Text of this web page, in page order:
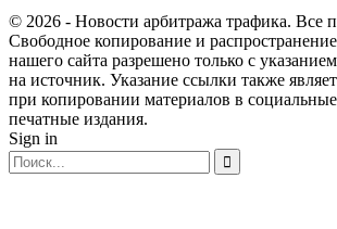
© 2026 - Новости арбитража трафика. Все
Свободное копирование и
нашего сайта разрешено только с
на источник. Указание ссылки также
при копировании материалов в
печатные издания.
Sign in